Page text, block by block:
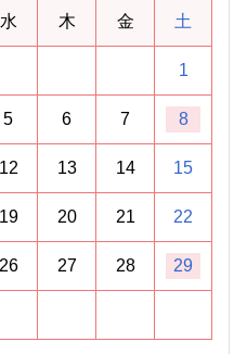
水 木 金 土
1
5 6 7 8
12 13 14 15
19 20 21 22
26 27 28 29